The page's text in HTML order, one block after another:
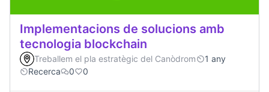
Implementacions de solucions amb
tecnologia blockchain
Treballem el pla estratègic del Canòdrom
1 any
Recerca
0 0